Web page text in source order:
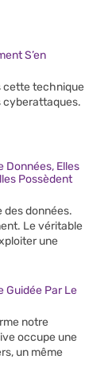
S’en
cette technique
cyberattaques.
Données, Elles
Possèdent
des données.
Le véritable
une
Guidée Par Le
notre
occupe une
un même